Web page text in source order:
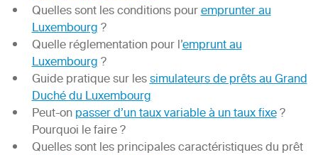
Quelles sont les conditions pouremprunter au
Luxembourg?
Quelle réglementation pour l’emprunt au
Luxembourg?
Guide pratique sur lessimulateurs de prêts au Grand
Duché du Luxembourg
Peut-onpasser d’un taux variable à un taux fixe?
Pourquoi le faire ?
Quelles sont les principales caractéristiques du prêt